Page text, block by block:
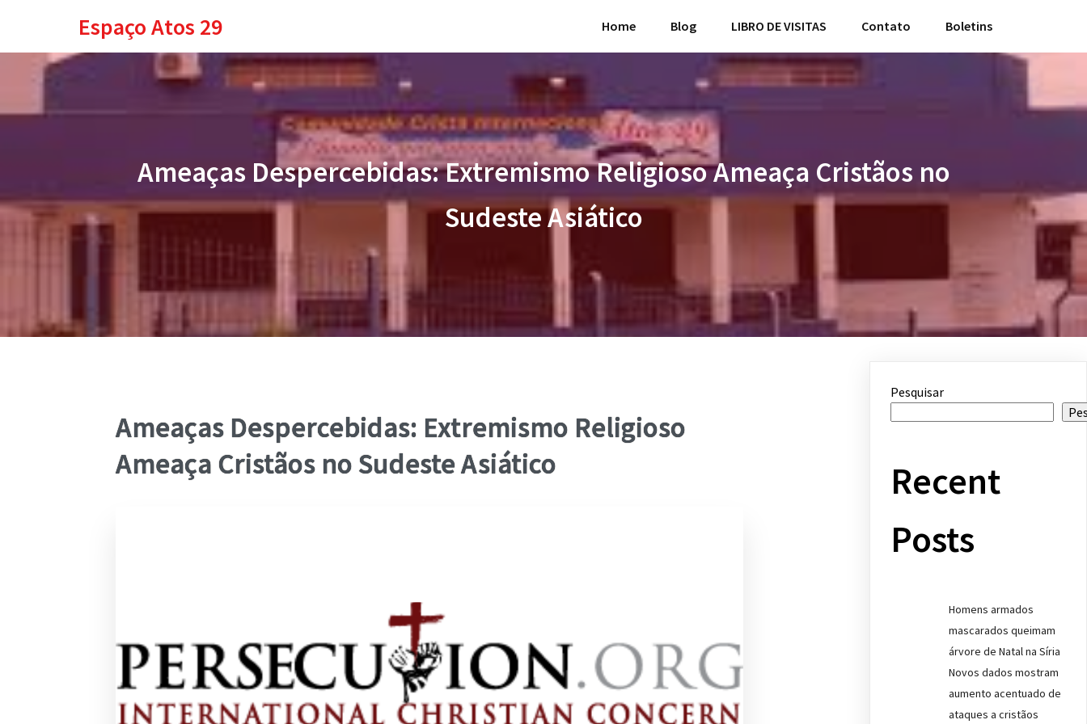
Espaço Atos 29 Home Blog LIBRO DE VISITAS Contato Boletins
Ameaças Despercebidas: Extremismo Religioso Ameaça Cristãos no
Sudeste Asiático
Ameaças Despercebidas: Extremismo Religioso
Ameaça Cristãos no Sudeste Asiático
Pesquisar
Recent
Posts
Homens armados
mascarados queimam
árvore de Natal na Síria
Novos dados mostram
aumento acentuado de
ataques a cristãos